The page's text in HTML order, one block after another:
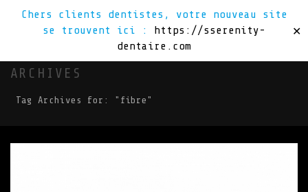
Chers clients dentistes, votre nouveau site
se trouvent ici : https://sserenity-
dentaire.com
✕
ARCHIVES
Tag Archives for: "fibre"